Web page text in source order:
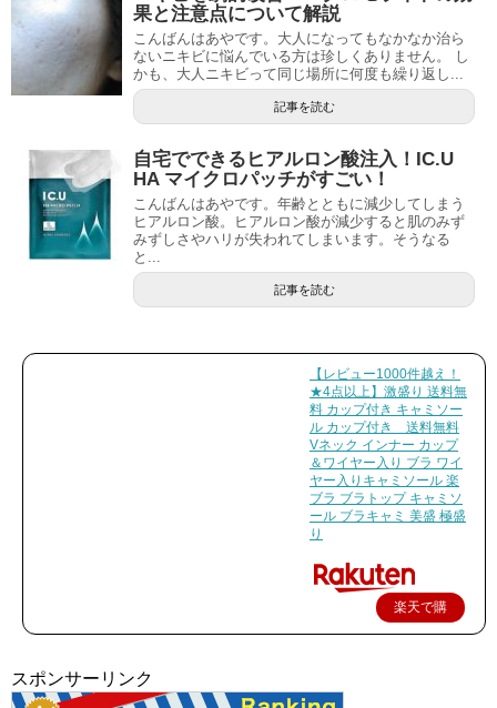
果と注意点について解説
こんばんはあやです。大人になってもなかなか治ら
ないニキビに悩んでいる方は珍しくありません。 し
かも、大人ニキビって同じ場所に何度も繰り返し...
記事を読む
自宅でできるヒアルロン酸注入！IC.U
HA マイクロパッチがすごい！
こんばんはあやです。年齢とともに減少してしまう
ヒアルロン酸。ヒアルロン酸が減少すると肌のみず
みずしさやハリが失われてしまいます。そうなる
と...
記事を読む
【レビュー1000件越え！
★4点以上】激盛り 送料無
料 カップ付き キャミソー
ル カップ付き 送料無料
Vネック インナー カップ
＆ワイヤー入り ブラ ワイ
ヤー入りキャミソール 楽
ブラ ブラトップ キャミソ
ール ブラキャミ 美盛 極盛
り
楽天で購
入
スポンサーリンク